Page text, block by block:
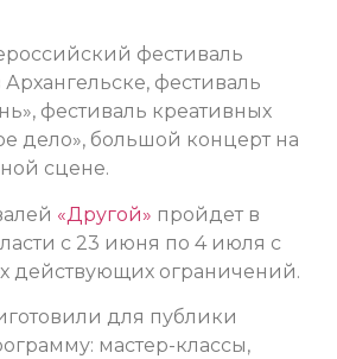
фестиваль
фестиваль
фестиваль креативных
дело», большой концерт на
сцене.
«Другой» пройдет в
с 23 июня по 4 июля с
действующих ограничений.
для публики
мастер-классы,